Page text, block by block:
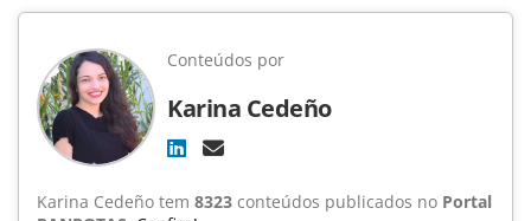
Conteúdos por
Karina Cedeño
Karina Cedeño tem 8323 conteúdos publicados no Portal